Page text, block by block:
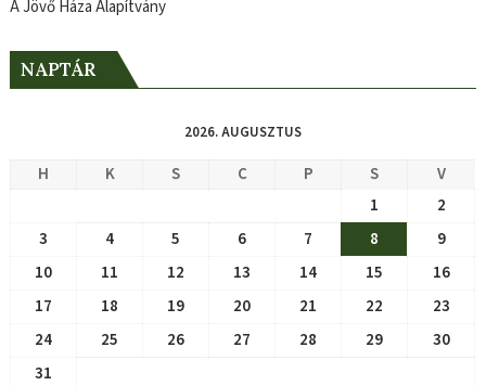
A Jövő Háza Alapítvány
NAPTÁR
2026. AUGUSZTUS
H K S C P S
V
1
2
3
4 5 6 7 8
9
10
11 12 13 14 15
16
17
18 19 20 21 22
23
24
25 26 27 28 29
30
31